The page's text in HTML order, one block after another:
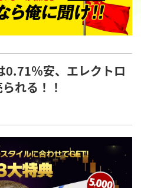
0.71％安、エレクトロ
れる！！